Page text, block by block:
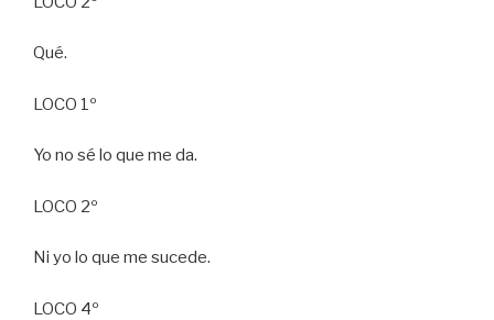
Qué.
LOCO 1º
Yo no sé lo que me da.
LOCO 2º
Ni yo lo que me sucede.
LOCO 4º